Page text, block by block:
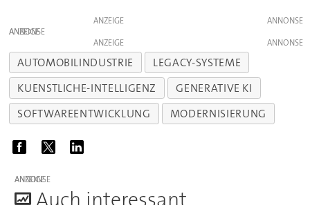
ANZEIGE
ANZEIGE
ANZEIGE
AUTOMOBILINDUSTRIE
LEGACY-SYSTEME
KUENSTLICHE-INTELLIGENZ
GENERATIVE KI
SOFTWAREENTWICKLUNG
MODERNISIERUNG
ANZEIGE
Auch interessant